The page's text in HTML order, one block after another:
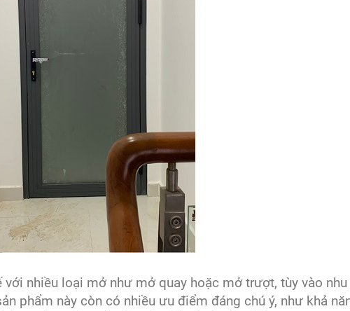
nhiều loại mở như mở quay hoặc mở trượt, tùy vào nhu
phẩm này còn có nhiều ưu điểm đáng chú ý, như khả